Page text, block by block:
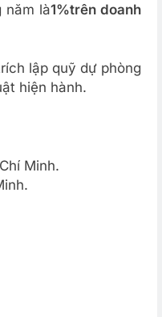
năm là1%trên doanh
lập quỹ dự phòng
hiện hành.
Minh.